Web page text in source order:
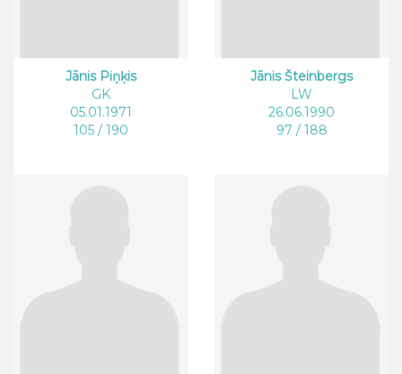
Jānis Piņķis
GK
05.01.1971
105 / 190
Jānis Šteinbergs
LW
26.06.1990
97 / 188